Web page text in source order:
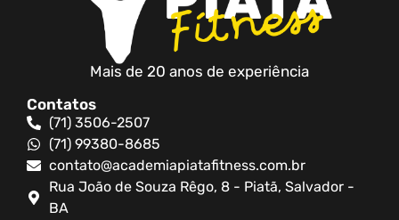
Mais de 20 anos de experiência
Contatos
(71) 3506-2507
(71) 99380-8685
contato@academiapiatafitness.com.br
Rua João de Souza Rêgo, 8 - Piatã, Salvador -
BA